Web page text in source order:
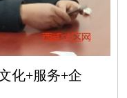
化+服务+企